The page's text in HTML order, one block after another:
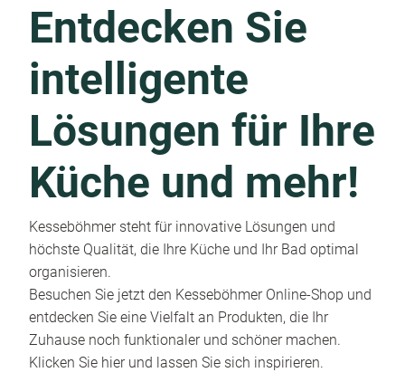
Entdecken Sie
intelligente
Lösungen für Ihre
Küche und mehr!
Kesseböhmer steht für innovative Lösungen und
höchste Qualität, die Ihre Küche und Ihr Bad optimal
organisieren.
Besuchen Sie jetzt den Kesseböhmer Online-Shop und
entdecken Sie eine Vielfalt an Produkten, die Ihr
Zuhause noch funktionaler und schöner machen.
Klicken Sie hier und lassen Sie sich inspirieren.